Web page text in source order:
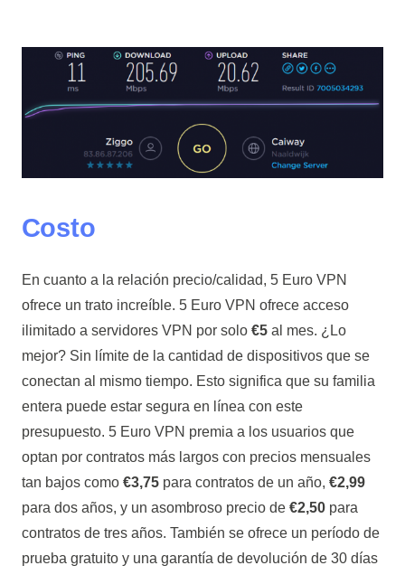
Costo
En cuanto a la relación precio/calidad, 5 Euro VPN
ofrece un trato increíble. 5 Euro VPN ofrece acceso
ilimitado a servidores VPN por solo €5 al mes. ¿Lo
mejor? Sin límite de la cantidad de dispositivos que se
conectan al mismo tiempo. Esto significa que su familia
entera puede estar segura en línea con este
presupuesto. 5 Euro VPN premia a los usuarios que
optan por contratos más largos con precios mensuales
tan bajos como €3,75para contratos de un año, €2,99
para dos años, y un asombroso precio de €2,50para
contratos de tres años. También se ofrece un período de
prueba gratuito y una garantía de devolución de 30 días